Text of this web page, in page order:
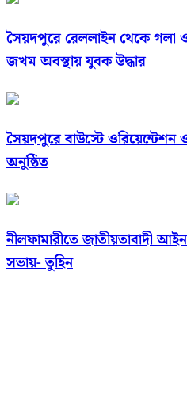
সৈয়দপুরে রেললাইন থেকে গলা
জখম অবস্থায় যুবক উদ্ধার
সৈয়দপুরে বাউস্টে ওরিয়েন্টেশন
অনুষ্ঠিত
নীলফামারীতে জাতীয়তাবাদী
সভায়- তুহিন